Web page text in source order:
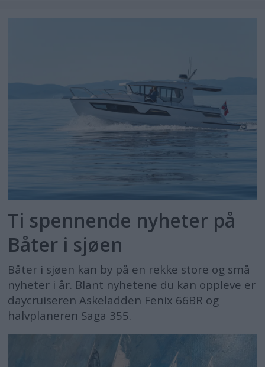
Ti spennende nyheter på
Båter i sjøen
Båter i sjøen kan by på en rekke store og små
nyheter i år. Blant nyhetene du kan oppleve er
daycruiseren Askeladden Fenix 66BR og
halvplaneren Saga 355.